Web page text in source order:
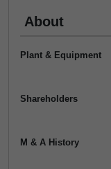
About
Plant & Equipment
Shareholders
M & A History